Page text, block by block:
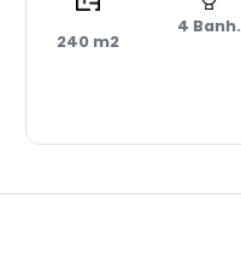
240 m2
4 Banh.